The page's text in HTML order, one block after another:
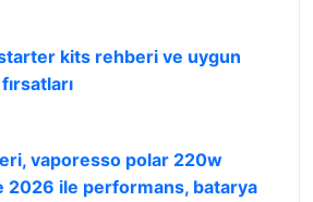
kits rehberi ve uygun
vaporesso polar 220w
2026 ile performans, batarya